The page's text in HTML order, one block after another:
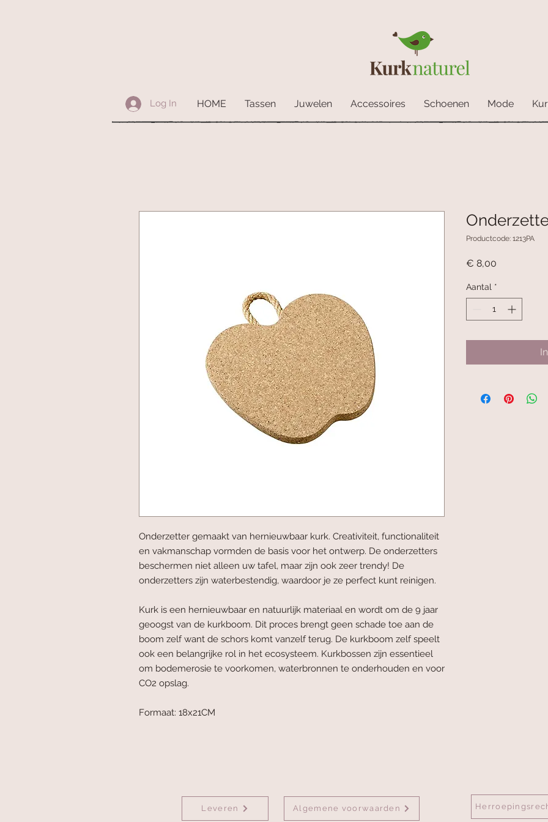
Log In HOME Tassen Juwelen Accessoires Schoenen Mode
Onderzetter gemaakt van hernieuwbaar kurk. Creativiteit, functionaliteit
en vakmanschap vormden de basis voor het ontwerp. De onderzetters
beschermen niet alleen uw tafel, maar zijn ook zeer trendy! De
onderzetters zijn waterbestendig, waardoor je ze perfect kunt reinigen.
Kurk is een hernieuwbaar en natuurlijk materiaal en wordt om de 9 jaar
geoogst van de kurkboom. Dit proces brengt geen schade toe aan de
boom zelf want de schors komt vanzelf terug. De kurkboom zelf speelt
ook een belangrijke rol in het ecosysteem. Kurkbossen zijn essentieel
om bodemerosie te voorkomen, waterbronnen te onderhouden en voor
CO2 opslag.
Formaat: 18x21CM
Productcode: 1213PA
€ 8,00
Aantal *
Algemene voorwaarden
Leveren